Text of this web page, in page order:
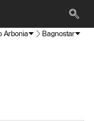
Arbonia Bagnostar